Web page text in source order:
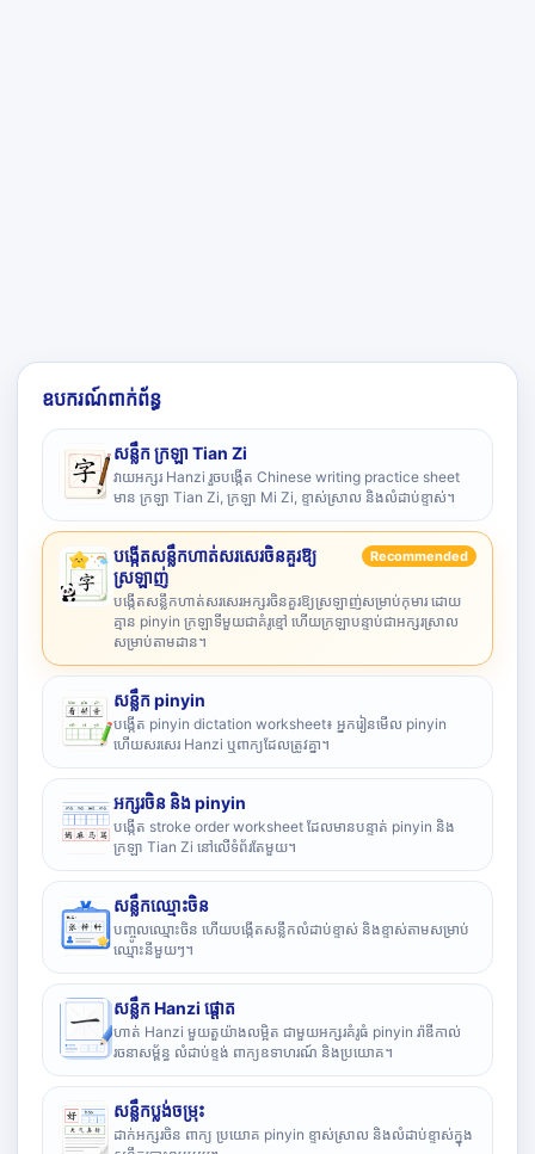
ឧបករណ៍ពាក់ព័ន្ធ
សន្លឹក ក្រឡា Tian Zi
វាយអក្សរ Hanzi រួចបង្កើត Chinese writing practice sheet
មាន ក្រឡា Tian Zi, ក្រឡា Mi Zi, ខ្ទាស់ស្រាល និងលំដាប់ខ្ទាស់។
បង្កើតសន្លឹកហាត់សរសេរចិនគួរឱ្យ
ស្រឡាញ់
Recommended
បង្កើតសន្លឹកហាត់សរសេរអក្សរចិនគួរឱ្យស្រឡាញ់សម្រាប់កុមារ ដោយ
គ្មាន pinyin ក្រឡាទីមួយជាគំរូខ្មៅ ហើយក្រឡាបន្ទាប់ជាអក្សរស្រាល
សម្រាប់តាមដាន។
សន្លឹក pinyin
បង្កើត pinyin dictation worksheet៖ អ្នករៀនមើល pinyin
ហើយសរសេរ Hanzi ឬពាក្យដែលត្រូវគ្នា។
អក្សរចិន និង pinyin
បង្កើត stroke order worksheet ដែលមានបន្ទាត់ pinyin និង
ក្រឡា Tian Zi នៅលើទំព័រតែមួយ។
សន្លឹកឈ្មោះចិន
បញ្ចូលឈ្មោះចិន ហើយបង្កើតសន្លឹកលំដាប់ខ្ទាស់ និងខ្ទាស់តាមសម្រាប់
ឈ្មោះនីមួយៗ។
សន្លឹក Hanzi ផ្តោត
ហាត់ Hanzi មួយតួយ៉ាងលម្អិត ជាមួយអក្សរគំរូធំ pinyin រ៉ាឌីកាល់
រចនាសម្ព័ន្ធ លំដាប់ខ្ទង់ ពាក្យឧទាហរណ៍ និងប្រយោគ។
សន្លឹកប្លង់ចម្រុះ
ដាក់អក្សរចិន ពាក្យ ប្រយោគ pinyin ខ្ទាស់ស្រាល និងលំដាប់ខ្ទាស់ក្នុង